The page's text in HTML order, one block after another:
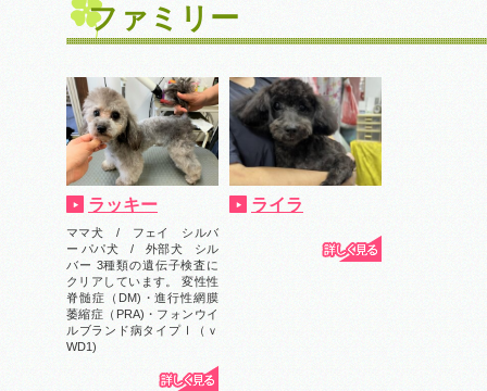
ファミリー
ラッキー
ママ犬 / フェイ シルバ
ー パパ犬 / 外部犬 シル
バー 3種類の遺伝子検査に
クリアしています。 変性性
脊髄症（DM)・進行性網膜
萎縮症（PRA)・フォンウイ
ルブランド病タイプⅠ（ｖ
WD1)
ライラ